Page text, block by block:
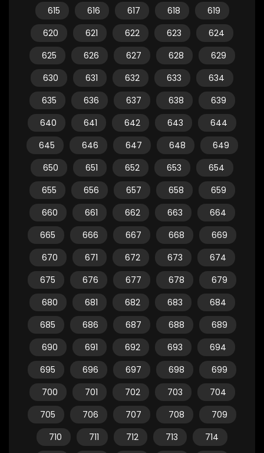
615
616 617 618
619
620
621 622 623
624
625
626 627 628
629
630
631 632 633
634
635
636 637 638
639
640
641 642 643
644
645
646 647 648
649
650
651 652 653
654
655
656 657 658
659
660
661 662 663
664
665
666 667 668
669
670
671 672 673
674
675
676 677 678
679
680
681 682 683
684
685
686 687 688
689
690
691 692 693
694
695
696 697 698
699
700
701 702 703
704
705
706 707 708
709
710
711 712 713
714